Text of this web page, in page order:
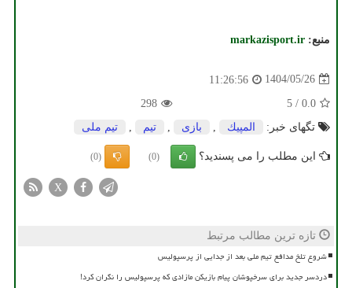
منبع: markazisport.ir
1404/05/26
11:26:56
0.0
/
5
298
تگهای خبر:
المپیك بازی تیم تیم ملی
این مطلب را می پسندید؟ (0)
(0)
X
تازه ترین مطالب مرتبط
شروع تلخ مدافع تیم ملی بعد از جدایی از پرسپولیس
دردسر جدید برای سرخپوشان پیام بازیکن مازادی که پرسپولیس را نگران کرد!